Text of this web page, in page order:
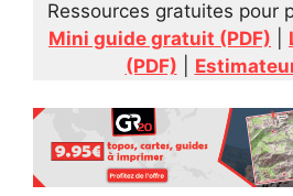
Ressources gratuites pour
Mini guide gratuit (PDF)
(PDF)